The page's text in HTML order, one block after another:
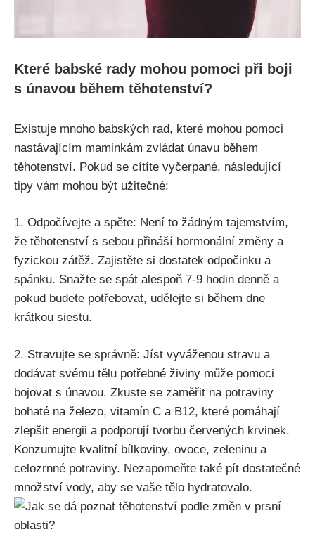
Které babské rady mohou pomoci při boji
s⁤ únavou během těhotenství?
Existuje mnoho babských rad, které mohou pomoci
nastávajícím maminkám zvládat únavu během
těhotenství.‍ Pokud se cítíte vyčerpané, následující
tipy vám mohou být užitečné:
1. Odpočívejte a spěte: Není to žádným ​tajemstvím,
že těhotenství s sebou přináší hormonální změny a
⁣fyzickou zátěž. Zajistěte si dostatek odpočinku ⁤a
⁢spánku. Snažte se spát alespoň 7-9 hodin denně a
⁣pokud budete potřebovat, udělejte si ‌během ⁢dne
krátkou siestu.
2. Stravujte se správně: Jíst vyváženou stravu a
dodávat svému tělu potřebné živiny může‌ pomoci
‍bojovat s ‍únavou. ⁣Zkuste se zaměřit na potraviny
bohaté na železo, vitamín C a B12, které pomáhají
zlepšit energii a podporují tvorbu červených krvinek.
Konzumujte kvalitní bílkoviny, ovoce,⁤ zeleninu a
⁢celozrnné potraviny. Nezapomeňte také pít dostatečné
​množství vody, aby se vaše tělo hydratovalo.